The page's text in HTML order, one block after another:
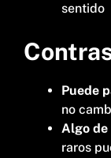
sentido
Puede
no
Algo de
raros